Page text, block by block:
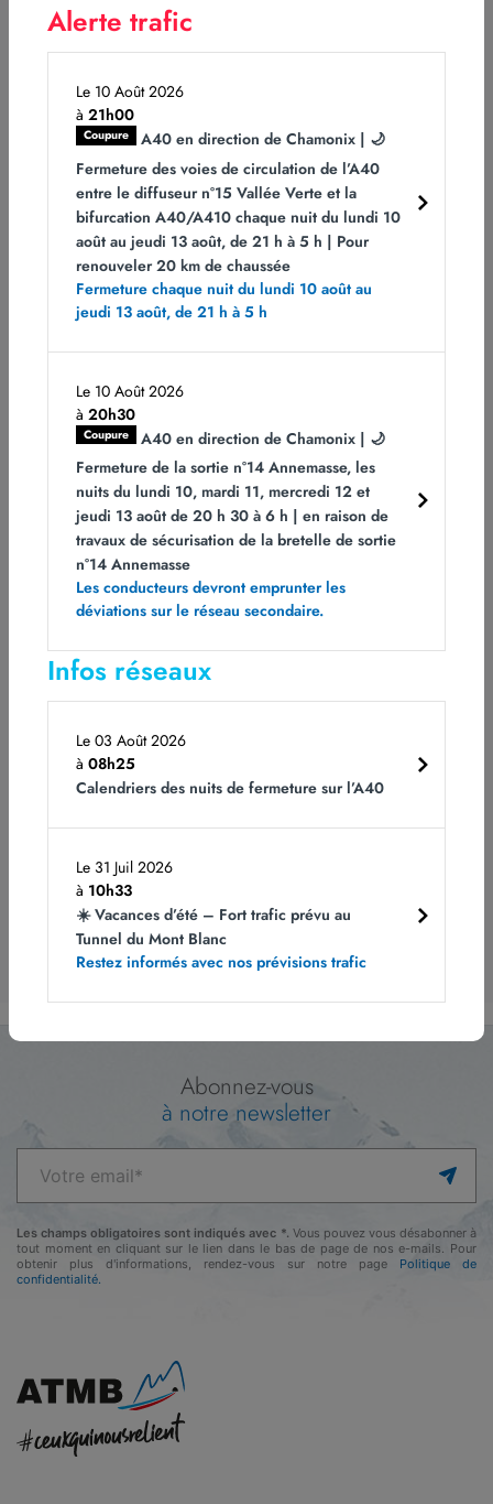
lieux de l’accident, assister les conducteurs bloqués
derrière l’accident et gérer les déviations du trafic.
La circulation est actuellement coupée.
En direction de Chamonix, tous les conducteurs
doivent impérativement sortir à Bellegarde n°10, suivre
l’itinéraire de substitution S10 pour reprendre l’A40 à
l’entrée Seyssel/Frangy n°11.
Pour les conducteurs arrivant de Paris/Lyon, il est
conseillé de suivre l’A43 puis l’A41 pour rejoindre la
Haute-Savoie.
des ralentissements sont à prévoir sur la zone.
Les conducteurs sont invités à ralentir et à être
prudents à l’approche de cette zone.
Pour informer les conducteurs des conditions de trafic,
ATMB met à leur disposition plusieurs outils :
Ecoutez Autoroute Info sur 107.7 en lien direct
avec notre PC Trafic de Bonneville,
temps réel
Les panneaux lumineux d’information sur
l’Autoroute Blanche
Sur les réseaux sociaux X et Instagram :
@ATMBinfo
la situation.
Contact presse ATMB : Astreinte Communication
ATMB – +33 (0) 7 85 91 74 83
Alerte trafic
Le 10 Août 2026
à 21h00
Coupure
A40 en direction de Chamonix | 🌙
Fermeture des voies de circulation de l’A40
entre le diffuseur n°15 Vallée Verte et la
bifurcation A40/A410 chaque nuit du lundi 10
août au jeudi 13 août, de 21 h à 5 h | Pour
renouveler 20 km de chaussée
Fermeture chaque nuit du lundi 10 août au
jeudi 13 août, de 21 h à 5 h
Le 10 Août 2026
à 20h30
Coupure
A40 en direction de Chamonix | 🌙
Fermeture de la sortie n°14 Annemasse, les
nuits du lundi 10, mardi 11, mercredi 12 et
jeudi 13 août de 20 h 30 à 6 h | en raison de
travaux de sécurisation de la bretelle de sortie
n°14 Annemasse
Les conducteurs devront emprunter les
déviations sur le réseau secondaire.
Infos réseaux
Le 03 Août 2026
à 08h25
Calendriers des nuits de fermeture sur l’A40
Le 31 Juil 2026
à 10h33
☀️ Vacances d’été – Fort trafic prévu au
Tunnel du Mont Blanc
Restez informés avec nos prévisions trafic
Abonnez-vous
à notre newsletter
Les champs obligatoires sont indiqués avec *. Vous pouvez vous désabonner à
tout moment en cliquant sur le lien dans le bas de page de nos e-mails. Pour
obtenir plus d'informations, rendez-vous sur notre page Politique de
confidentialité.